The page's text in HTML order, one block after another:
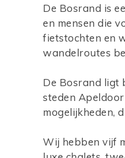
De Bosrand is
en mensen die
fietstochten en
wandelroutes
De Bosrand ligt
steden
mogelijkheden,
Wij hebben vijf